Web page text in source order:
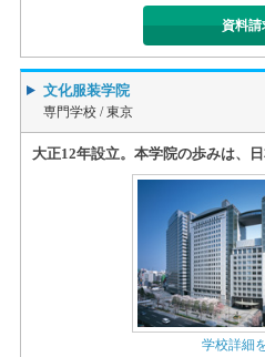
資料請
文化服装学院
専門学校 /東京
大正12年設立。本学院の歩みは、
学校詳細